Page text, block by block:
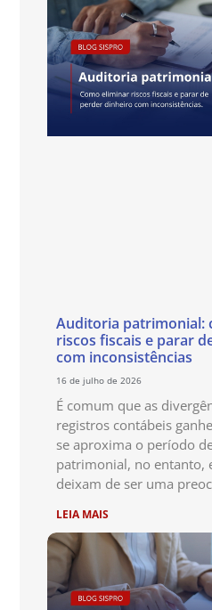
Auditoria patrimonial:
riscos fiscais e parar
com inconsistências
16 de julho de 2026
É comum que as
registros contábeis
se aproxima o período
patrimonial, no entanto,
deixam de ser uma
LEIA MAIS